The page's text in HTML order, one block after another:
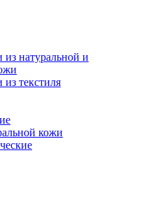
натуральной и
текстиля
кожи